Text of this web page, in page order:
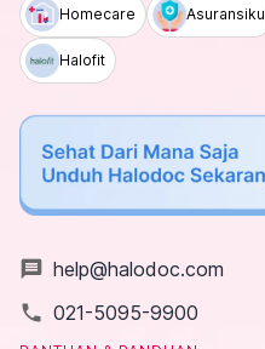
Homecare Asuransiku
Halofit
message help@halodoc.com
local_phone 021-5095-9900